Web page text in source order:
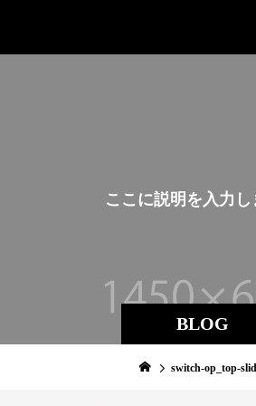
BLOG
こ こ に説明 を 入 力 し
switch-op_top-